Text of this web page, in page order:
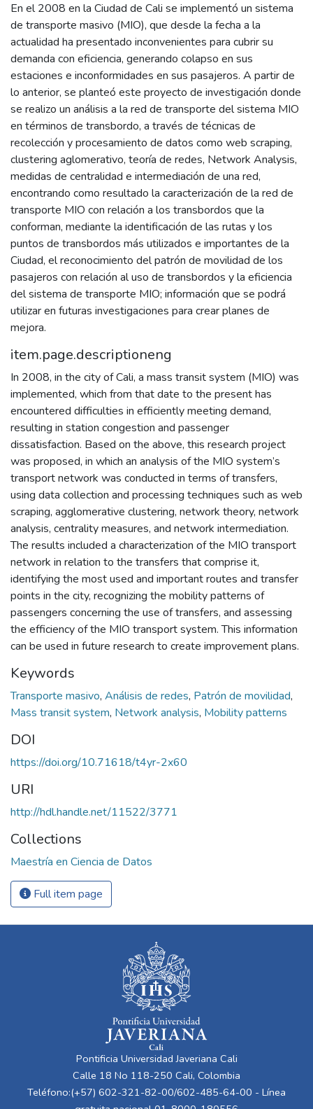
En el 2008 en la Ciudad de Cali se implementó un sistema
de transporte masivo (MIO), que desde la fecha a la
actualidad ha presentado inconvenientes para cubrir su
demanda con eficiencia, generando colapso en sus
estaciones e inconformidades en sus pasajeros. A partir de
lo anterior, se planteó este proyecto de investigación donde
se realizo un análisis a la red de transporte del sistema MIO
en términos de transbordo, a través de técnicas de
recolección y procesamiento de datos como web scraping,
clustering aglomerativo, teoría de redes, Network Analysis,
medidas de centralidad e intermediación de una red,
encontrando como resultado la caracterización de la red de
transporte MIO con relación a los transbordos que la
conforman, mediante la identificación de las rutas y los
puntos de transbordos más utilizados e importantes de la
Ciudad, el reconocimiento del patrón de movilidad de los
pasajeros con relación al uso de transbordos y la eficiencia
del sistema de transporte MIO; información que se podrá
utilizar en futuras investigaciones para crear planes de
mejora.
item.page.descriptioneng
In 2008, in the city of Cali, a mass transit system (MIO) was
implemented, which from that date to the present has
encountered difficulties in efficiently meeting demand,
resulting in station congestion and passenger
dissatisfaction. Based on the above, this research project
was proposed, in which an analysis of the MIO system’s
transport network was conducted in terms of transfers,
using data collection and processing techniques such as web
scraping, agglomerative clustering, network theory, network
analysis, centrality measures, and network intermediation.
The results included a characterization of the MIO transport
network in relation to the transfers that comprise it,
identifying the most used and important routes and transfer
points in the city, recognizing the mobility patterns of
passengers concerning the use of transfers, and assessing
the efficiency of the MIO transport system. This information
can be used in future research to create improvement plans.
Keywords
Transporte masivo, Análisis de redes, Patrón de movilidad,
Mass transit system, Network analysis, Mobility patterns
DOI
https://doi.org/10.71618/t4yr-2x60
URI
http://hdl.handle.net/11522/3771
Collections
Maestría en Ciencia de Datos
Full item page
Pontificia Universidad Javeriana Cali
Calle 18 No 118-250 Cali, Colombia
Teléfono:(+57) 602-321-82-00/602-485-64-00 - Línea